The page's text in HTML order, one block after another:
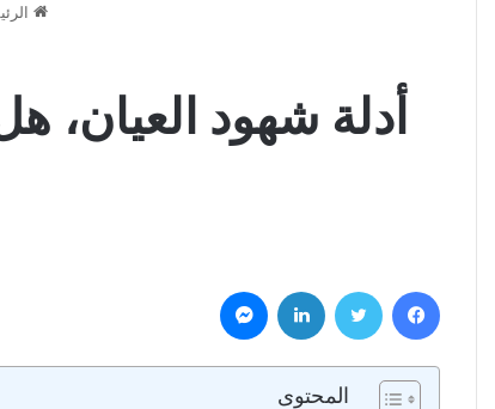
أدلة شهود
فيسبوك تويتر لينكدإن
المحتوى